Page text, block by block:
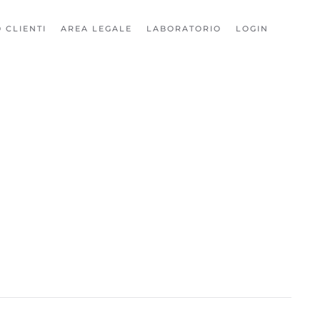
CLIENTI AREA LEGALE LABORATORIO LOGIN